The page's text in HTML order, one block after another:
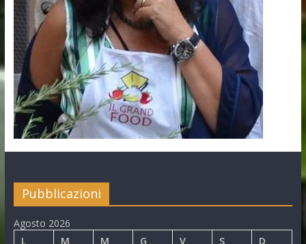
Pubblicazioni
Agosto 2026
L
M M G V S D